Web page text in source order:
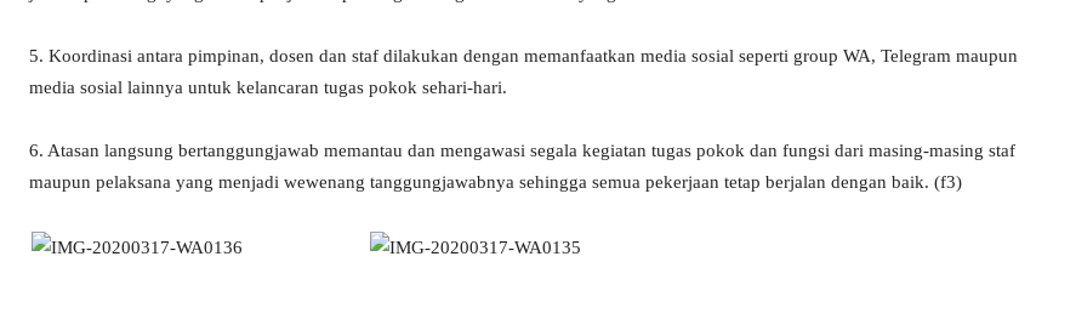
5. Koordinasi antara pimpinan, dosen dan staf dilakukan dengan memanfaatkan media sosial seperti group WA, Telegram maupun
media sosial lainnya untuk kelancaran tugas pokok sehari-hari.
6. Atasan langsung bertanggungjawab memantau dan mengawasi segala kegiatan tugas pokok dan fungsi dari masing-masing staf
maupun pelaksana yang menjadi wewenang tanggungjawabnya sehingga semua pekerjaan tetap berjalan dengan baik. (f3)